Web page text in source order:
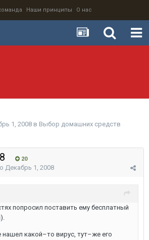
Наши принципы О нас
1, 2008 в Выбор домашних средств
20
Декабрь 1, 2008
попросил поставить ему бесплатный
какой–то вирус, тут–же его